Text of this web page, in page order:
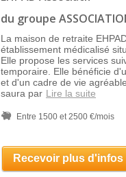
du groupe
La maison de retraite
établissement médicalisé
Elle propose les services
temporaire. Elle bénéficie
et d'un cadre de vie
saura par Lire la suite
Entre 1500 et 2500 €/mois
Recevoir plus d'infos